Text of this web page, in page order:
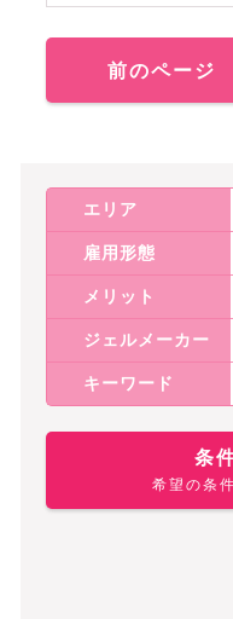
前のページ
エリア
雇用形態
メリット
ジェルメーカー
キーワード
条
希望の条